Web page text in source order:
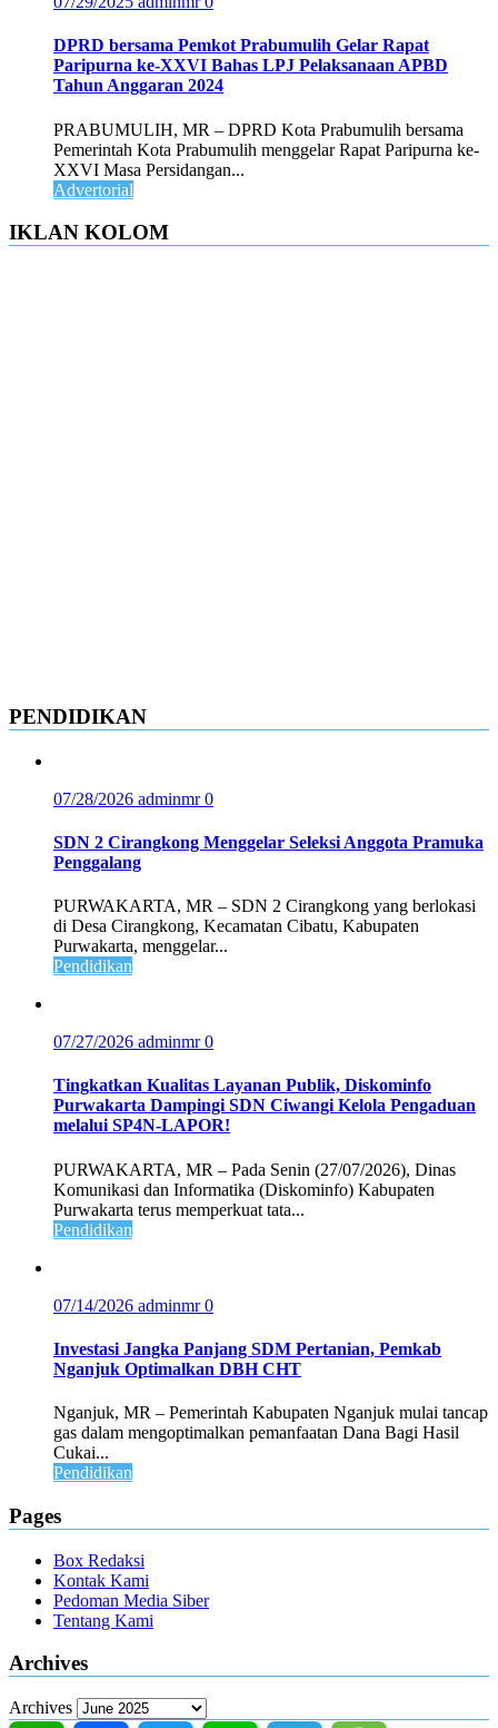
DPRD bersama Pemkot Prabumulih Gelar Rapat
Paripurna ke-XXVI Bahas LPJ Pelaksanaan APBD
Tahun Anggaran 2024
PRABUMULIH, MR – DPRD Kota Prabumulih bersama
Pemerintah Kota Prabumulih menggelar Rapat Paripurna ke-
XXVI Masa Persidangan...
Advertorial
IKLAN KOLOM
PENDIDIKAN
07/28/2026 adminmr0
SDN 2 Cirangkong Menggelar Seleksi Anggota Pramuka
Penggalang
PURWAKARTA, MR – SDN 2 Cirangkong yang berlokasi
di Desa Cirangkong, Kecamatan Cibatu, Kabupaten
Purwakarta, menggelar...
Pendidikan
07/27/2026 adminmr0
Tingkatkan Kualitas Layanan Publik, Diskominfo
Purwakarta Dampingi SDN Ciwangi Kelola Pengaduan
melalui SP4N-LAPOR!
PURWAKARTA, MR – Pada Senin (27/07/2026), Dinas
Komunikasi dan Informatika (Diskominfo) Kabupaten
Purwakarta terus memperkuat tata...
Pendidikan
07/14/2026 adminmr0
Investasi Jangka Panjang SDM Pertanian, Pemkab
Nganjuk Optimalkan DBH CHT
Nganjuk, MR – Pemerintah Kabupaten Nganjuk mulai tancap
gas dalam mengoptimalkan pemanfaatan Dana Bagi Hasil
Cukai...
Pendidikan
Pages
Box Redaksi
Kontak Kami
Pedoman Media Siber
Tentang Kami
Archives
Archives